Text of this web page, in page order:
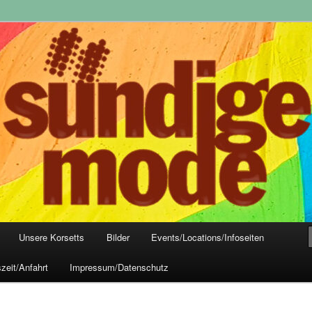
Frankfurt
Mode, Club- und Dark-Wear seit 2004
Unsere Korsetts Bilder Events/Locations/Infoseiten
Anfahrt Impressum/Datenschutz